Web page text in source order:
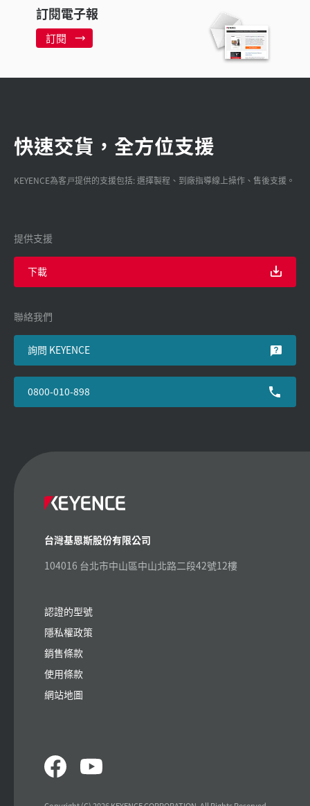
訂閱電子報
訂閱
快速交貨，全方位支援
KEYENCE為客戸提供的支援包括: 選擇製程、到廠指導線上操作、售後支援。
提供支援
下載
聯絡我們
詢問 KEYENCE
0800-010-898
台灣基恩斯股份有限公司
104016 台北市中山區中山北路二段42號12樓
認證的型號
隱私權政策
銷售條款
使用條款
網站地圖